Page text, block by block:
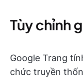
Tùy chỉnh
Google Trang
chức truyền